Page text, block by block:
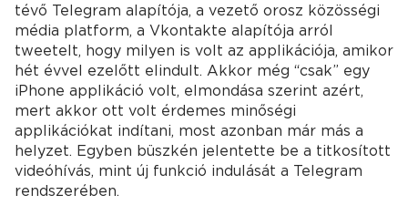
tévő Telegram alapítója, a vezető orosz közösségi
média platform, a Vkontakte alapítója arról
tweetelt, hogy milyen is volt az applikációja, amikor
hét évvel ezelőtt elindult. Akkor még “csak” egy
iPhone applikáció volt, elmondása szerint azért,
mert akkor ott volt érdemes minőségi
applikációkat indítani, most azonban már más a
helyzet. Egyben büszkén jelentette be a titkosított
videóhívás, mint új funkció indulását a Telegram
rendszerében.